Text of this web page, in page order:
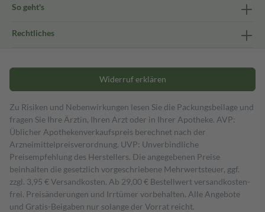
So geht's
Rechtliches
Widerruf erklären
Zu Risiken und Nebenwirkungen lesen Sie die Packungsbeilage und
fragen Sie Ihre Ärztin, Ihren Arzt oder in Ihrer Apotheke. AVP:
Üblicher Apothekenverkaufspreis berechnet nach der
Arzneimittelpreisverordnung. UVP: Unverbindliche
Preisempfehlung des Herstellers. Die angegebenen Preise
beinhalten die gesetzlich vorgeschriebene Mehrwertsteuer, ggf.
zzgl. 3,95 € Versandkosten. Ab 29,00 € Bestell­wert versand­kosten­
frei. Preisänderungen und Irrtümer vorbehalten. Alle Angebote
und Gratis-Beigaben nur solange der Vorrat reicht.